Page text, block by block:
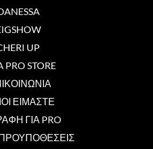
UP
PRO STORE
ΕΙΜΑΣΤΕ
ΓΙΑ PRO